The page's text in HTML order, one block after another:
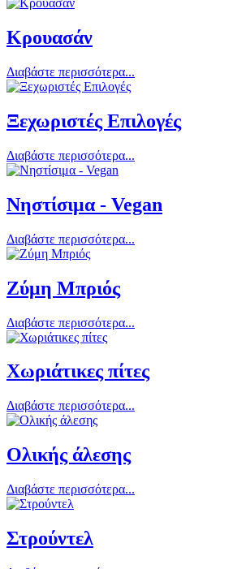
Κρουασάν
Διαβάστε περισσότερα...
Ξεχωριστές Επιλογές
Διαβάστε περισσότερα...
Νηστίσιμα - Vegan
Διαβάστε περισσότερα...
Ζύμη Μπριός
Διαβάστε περισσότερα...
Χωριάτικες πίτες
Διαβάστε περισσότερα...
Ολικής άλεσης
Διαβάστε περισσότερα...
Στρούντελ